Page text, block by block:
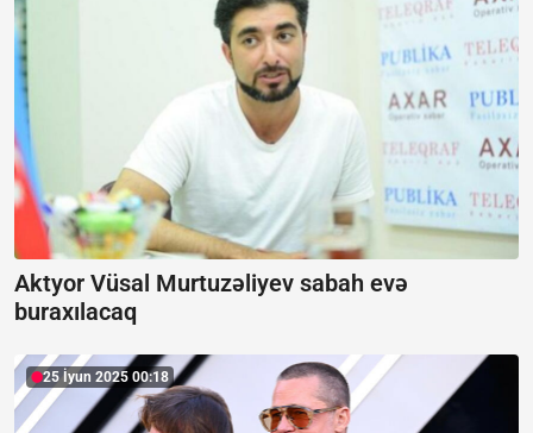
Aktyor Vüsal Murtuzəliyev sabah evə
buraxılacaq
25 İyun 2025 00:18